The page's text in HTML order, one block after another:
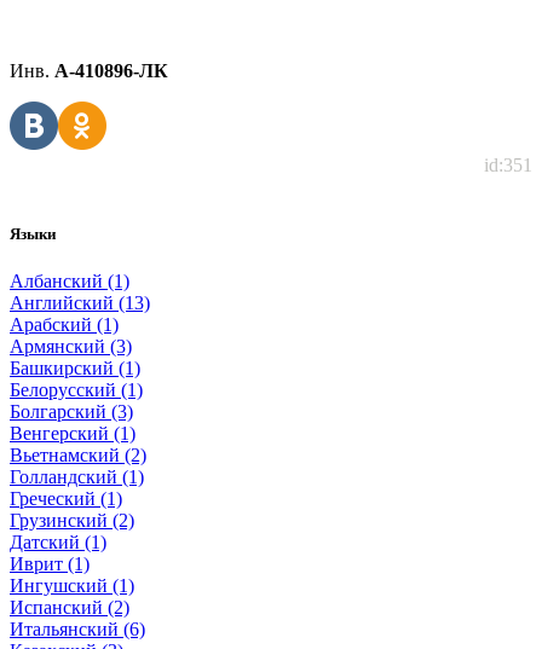
Инв. А-410896-ЛК
id:351
Языки
Албанский (1)
Английский (13)
Арабский (1)
Армянский (3)
Башкирский (1)
Белорусский (1)
Болгарский (3)
Венгерский (1)
Вьетнамский (2)
Голландский (1)
Греческий (1)
Грузинский (2)
Датский (1)
Иврит (1)
Ингушский (1)
Испанский (2)
Итальянский (6)